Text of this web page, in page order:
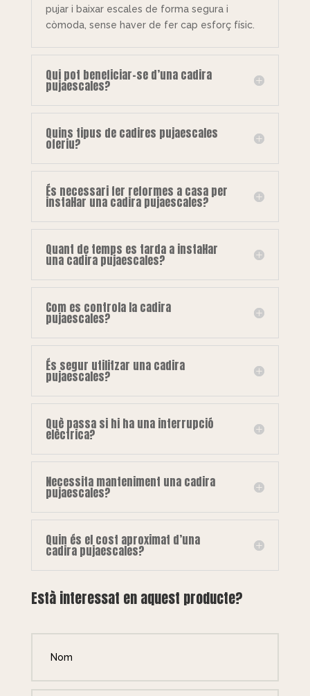
pujar i baixar escales de forma segura i
còmoda, sense haver de fer cap esforç físic.
Qui pot beneficiar-se d’una cadira
pujaescales?
Quins tipus de cadires pujaescales
oferiu?
És necessari fer reformes a casa per
instal·lar una cadira pujaescales?
Quant de temps es tarda a instal·lar
una cadira pujaescales?
Com es controla la cadira
pujaescales?
És segur utilitzar una cadira
pujaescales?
Què passa si hi ha una interrupció
elèctrica?
Necessita manteniment una cadira
pujaescales?
Quin és el cost aproximat d’una
cadira pujaescales?
Està interessat en aquest producte?